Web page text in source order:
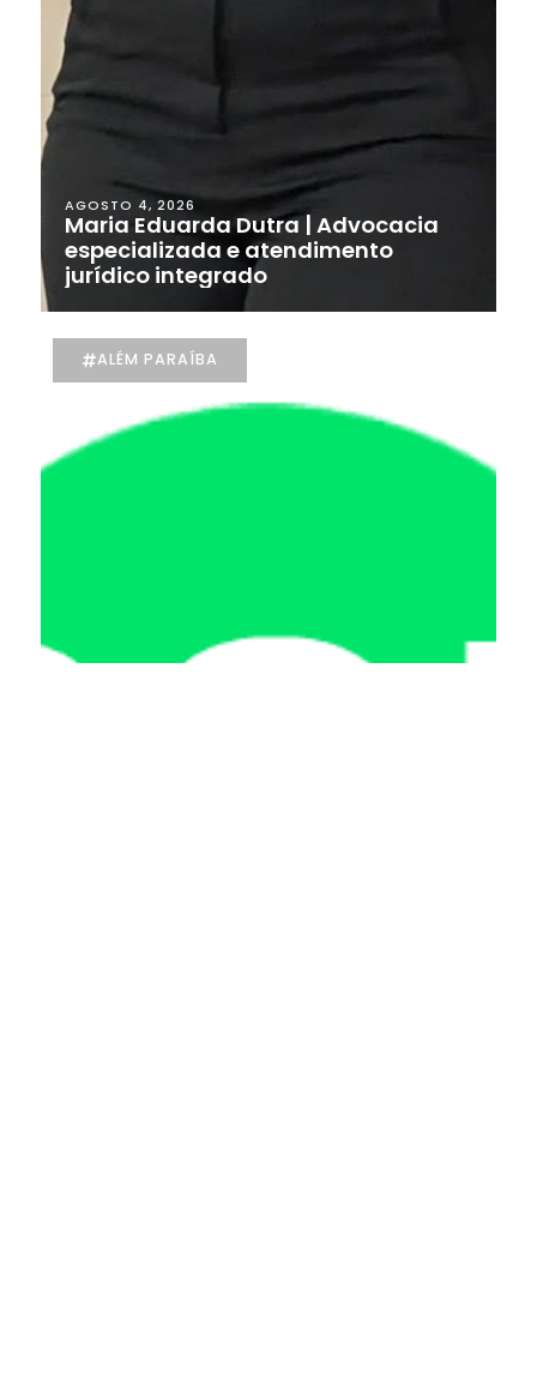
AGOSTO 4, 2026
Maria Eduarda Dutra | Advocacia
especializada e atendimento
jurídico integrado
ALÉM PARAÍBA